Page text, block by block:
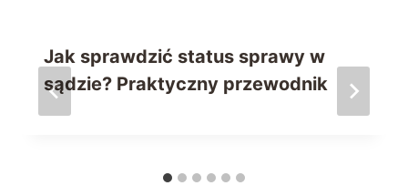
Jak sprawdzić status sprawy w
sądzie? Praktyczny przewodnik